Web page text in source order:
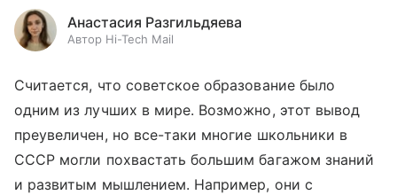
Анастасия Разгильдяева
Автор Hi-Tech Mail
Считается, что советское образование было
одним из лучших в мире. Возможно, этот вывод
преувеличен, но все-таки многие школьники в
СССР могли похвастать большим багажом знаний
и развитым мышлением. Например, они с